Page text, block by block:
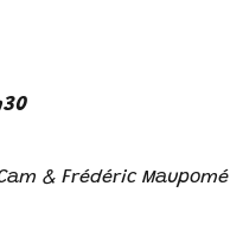
& Frédéric Maupomé